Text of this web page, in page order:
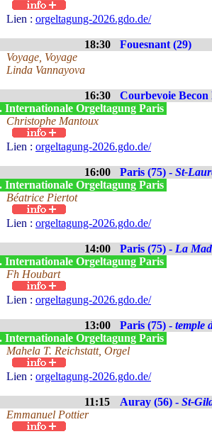
Lien : orgeltagung-2026.gdo.de/
18:30 Fouesnant (29)
Voyage, Voyage
Linda Vannayova
16:30 Courbevoie Becon
Internationale Orgeltagung Paris
Christophe Mantoux
Lien : orgeltagung-2026.gdo.de/
16:00 Paris (75) - St-
Internationale Orgeltagung Paris
Béatrice Piertot
Lien : orgeltagung-2026.gdo.de/
14:00 Paris (75) - La
Internationale Orgeltagung Paris
Fh Houbart
Lien : orgeltagung-2026.gdo.de/
13:00 Paris (75) - temple
Internationale Orgeltagung Paris
Mahela T. Reichstatt, Orgel
Lien : orgeltagung-2026.gdo.de/
11:15 Auray (56) - St-
Emmanuel Pottier